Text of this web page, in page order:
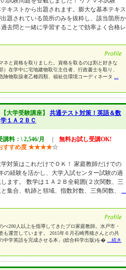
キストから出題されます。膨大な基本テキス
出題されている箇所のみを抜粋し、該当箇所か
去問と一緒に学習することで効率よく合格レ
ネと資格を取りました。資格を取るのは割と好きな
）在学中に宅地建物取引主任者、行政書士を取り、
険物取扱者乙種四類、福祉住環境コーディネータ
【大学受験講座】 共通テスト対策！英語＆数
学１Ａ２ＢＣ
講料：\ 2,546/月
無料お試し受講OK!
すすめ度 ★★★★☆
対策はこれだけでＯＫ！ 家庭教師だけでの
の経験を活かし、大学入試センター試験の過
ます。 数学は１Ａ２Ｂ全範囲(２次関数、三
集合、軌跡と領域、指数対数、三角関数、 ...
べ200人以上を指導してきたプロ家庭教師。水戸市・
も運営しています。 2015年６月石崎秀穂さんとの共
中学英語を完成させる本」(総合科学出版)を�
...続き